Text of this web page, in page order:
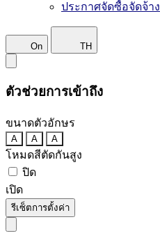
ประกาศจัดซื้อจัดจ้าง
On TH
ตัวช่วยการเข้าถึง
ขนาดตัวอักษร
A A A
โหมดสีตัดกันสูง
ปิด
เปิด
รีเซ็ตการตั้งค่า